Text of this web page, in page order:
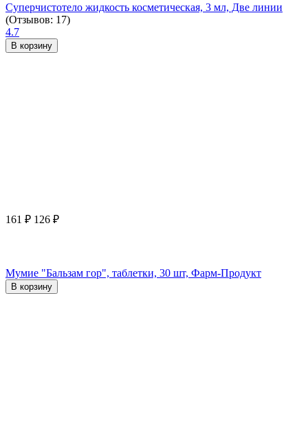
Суперчистотело жидкость косметическая, 3 мл, Две линии
(Отзывов: 17)
4.7
В корзину
161 ₽ 126 ₽
Мумие "Бальзам гор", таблетки, 30 шт, Фарм-Продукт
В корзину